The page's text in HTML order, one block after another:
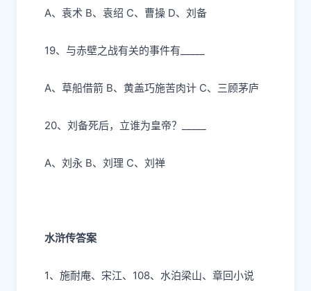
A、袁术 B、袁绍 C、曹操 D、刘备
19、与⾚壁之战有关的事件有
A、草船借箭 B、 ⻩盖巧施苦⾁计 C、三顾茅庐
20、刘备死后， ⽴谁为皇帝？
A、刘永 B、刘理 C、刘禅
水浒传答案
1、施耐庵、宋江、108、 ⽔泊梁⼭、章回⼩说